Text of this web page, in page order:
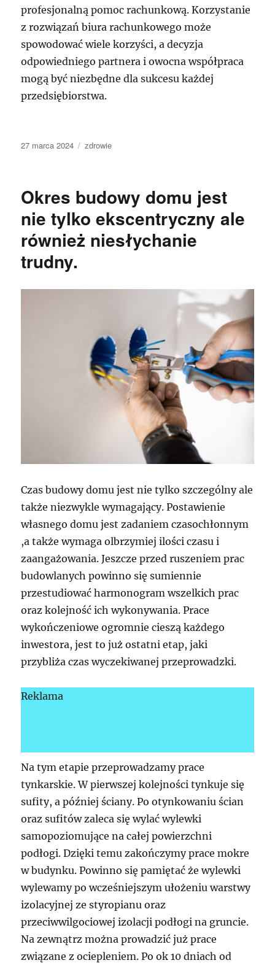
profesjonalną pomoc rachunkową. Korzystanie
z rozwiązań biura rachunkowego może
spowodować wiele korzyści, a decyzja
odpowiedniego partnera i owocna współpraca
mogą być niezbędne dla sukcesu każdej
przedsiębiorstwa.
Data
27 marca 2024 Kategorie
zdrowie
Okres budowy domu jest
nie tylko ekscentryczny ale
również niesłychanie
trudny.
Czas budowy domu jest nie tylko szczególny ale
także niezwykle wymagający. Postawienie
własnego domu jest zadaniem czasochłonnym
,a także wymaga olbrzymiej ilości czasu i
zaangażowania. Jeszcze przed ruszeniem prac
budowlanych powinno się sumiennie
przestudiować harmonogram wszelkich prac
oraz kolejność ich wykonywania. Prace
wykończeniowe ogromnie cieszą każdego
inwestora, jest to już ostatni etap, jaki
przybliża czas wyczekiwanej przeprowadzki.
Reklama
Na tym etapie przeprowadzamy prace
tynkarskie. W pierwszej kolejności tynkuje się
sufity, a później ściany. Po otynkowaniu ścian
oraz sufitów zaleca się wylać wylewki
samopoziomujące na całej powierzchni
podłogi. Dzięki temu zakończymy prace mokre
w budynku. Powinno się pamiętać że wylewki
wylewamy po wcześniejszym ułożeniu warstwy
izolacyjnej ze styropianu oraz
przeciwwilgociowej izolacji podłogi na gruncie.
Na zewnątrz można prowadzić już prace
związane z ociepleniem. Po ok 10 dniach od